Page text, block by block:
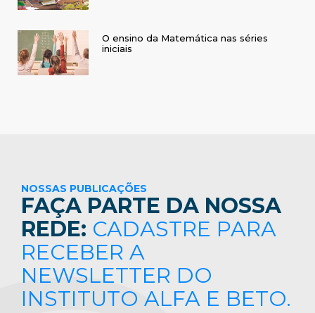
O ensino da Matemática nas séries
iniciais
NOSSAS PUBLICAÇÕES
FAÇA PARTE DA NOSSA
REDE: CADASTRE PARA
RECEBER A
NEWSLETTER DO
INSTITUTO ALFA E BETO.